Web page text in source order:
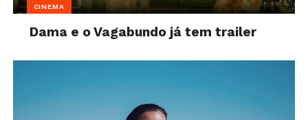
CINEMA
Dama e o Vagabundo já tem trailer